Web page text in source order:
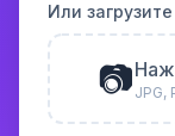
Или
📷 JPG,